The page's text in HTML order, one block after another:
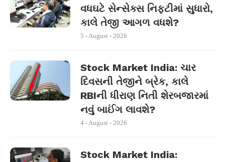
વધઘટે સેન્સેક્સ નિફ્ટીમાં સુધારો,
કાલે તેજી આગળ વધશે?
5 - August - 2026
Stock Market India: ચાર
દિવસની તેજીને બ્રેક, કાલે
RBIની ધીરાણ નિતી શેરબજારમાં
નવું બાઈંગ લાવશે?
4 - August - 2026
Stock Market India: